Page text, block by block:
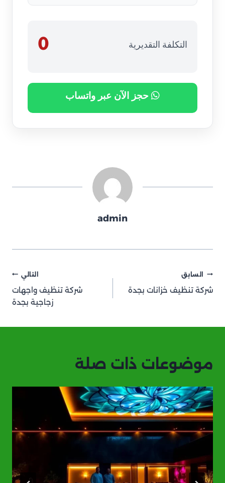
التكلفة التقديرية 0
حجز الآن عبر واتساب
admin
تصفّح
المقالات
السابق
شركة تنظيف خزانات بجدة
التالي
شركة تنظيف واجهات
زجاجية بجدة
موضوعات ذات صلة